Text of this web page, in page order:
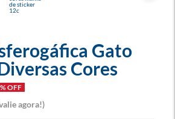
Gato
Cores
OFF
agora!